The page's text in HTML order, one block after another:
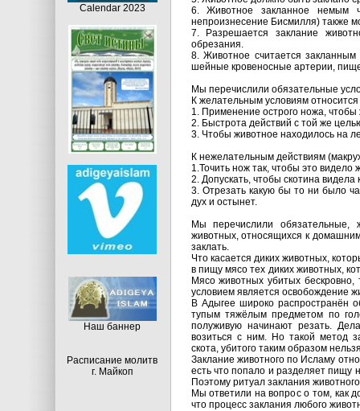
Calendar 2023
Hаш баннер
Расписание молитв
г. Майкоп
6. Животное закланное немым
непроизнесение Бисмилля) также
7. Разрешается заклание
обрезания.
8. Животное считается
шейные кровеносные артерии,
Мы перечислили обязательные
К желательным условиям относится
1. Применение острого ножа, чтобы
2. Быстрота действий с той же
3. Чтобы животное находилось на
К нежелательным действиям
1.Точить нож так, чтобы это видело
2. Допускать, чтобы скотина видела
3. Отрезать какую бы то ни было
дух и остынет.
Мы перечислили обязательные,
животных, относящихся к
заклать.
Что касается диких животных,
в пищу мясо тех диких животных,
Мясо животных убитых
условием является освобождение
В Адыгее широко распространён
тупым тяжёлым предметом по
полуживую начинают резать.
возиться с ним. Но такой метод
скота, убитого таким образом
Заклание животного по Исламу
есть что попало и разделяет пищу
Поэтому ритуал заклания
Мы ответили на вопрос о том, как
что процесс заклания любого